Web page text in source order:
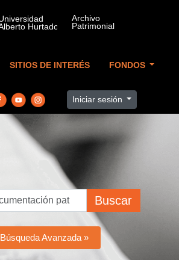
SITIOS DE INTERÉS FONDOS
Iniciar sesión
Buscar
Búsqueda Avanzada »